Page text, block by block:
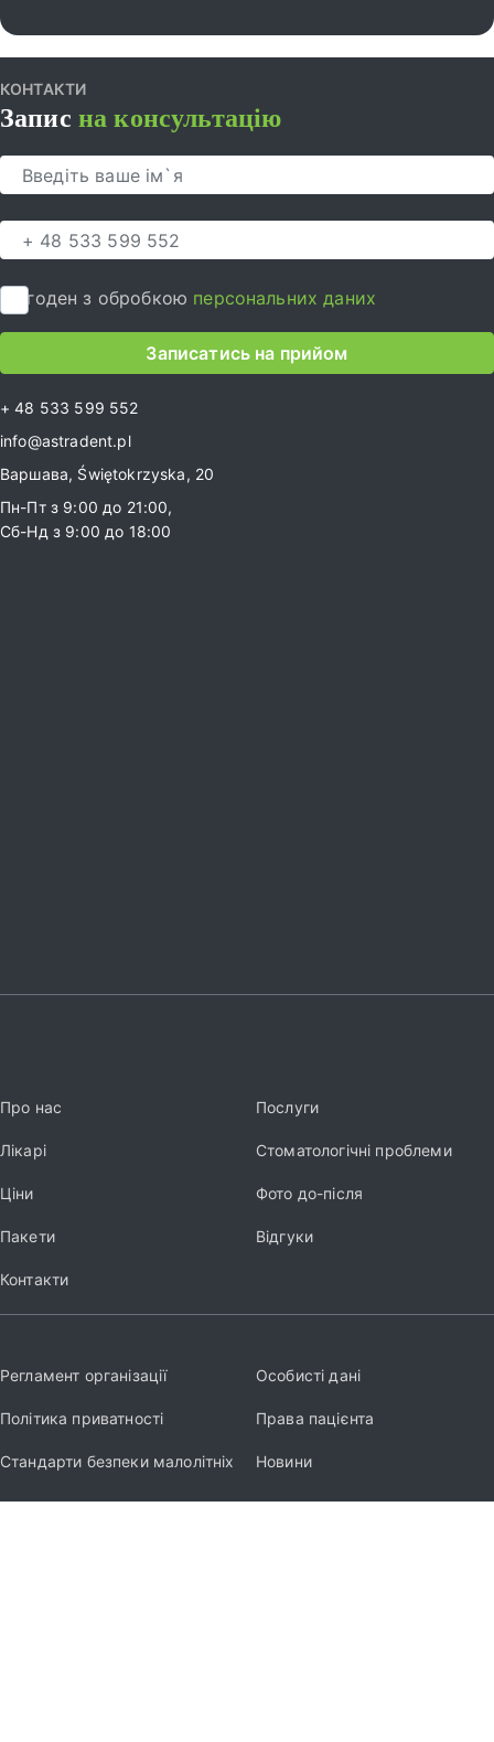
КОНТАКТИ
Запис на консультацію
Я згоден з обробкою персональних даних
Записатись на прийом
+ 48 533 599 552
info@astradent.pl
Варшава, Świętokrzyska, 20
Пн-Пт з 9:00 до 21:00,
Сб-Нд з 9:00 до 18:00
Про нас Послуги
Лікарі Стоматологічні проблеми
Ціни Фото до-після
Пакети Відгуки
Контакти
Регламент організації Особисті дані
Політика приватності Права пацієнта
Стандарти безпеки малолітніх Новини